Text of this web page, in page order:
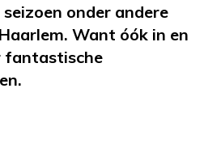
onder andere
Want óók in en
fantastische